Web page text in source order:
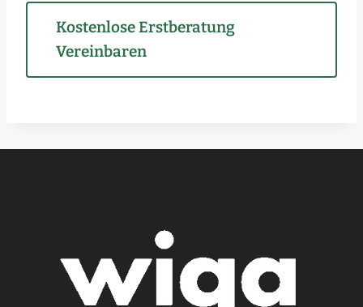
Kostenlose Erstberatung
Vereinbaren